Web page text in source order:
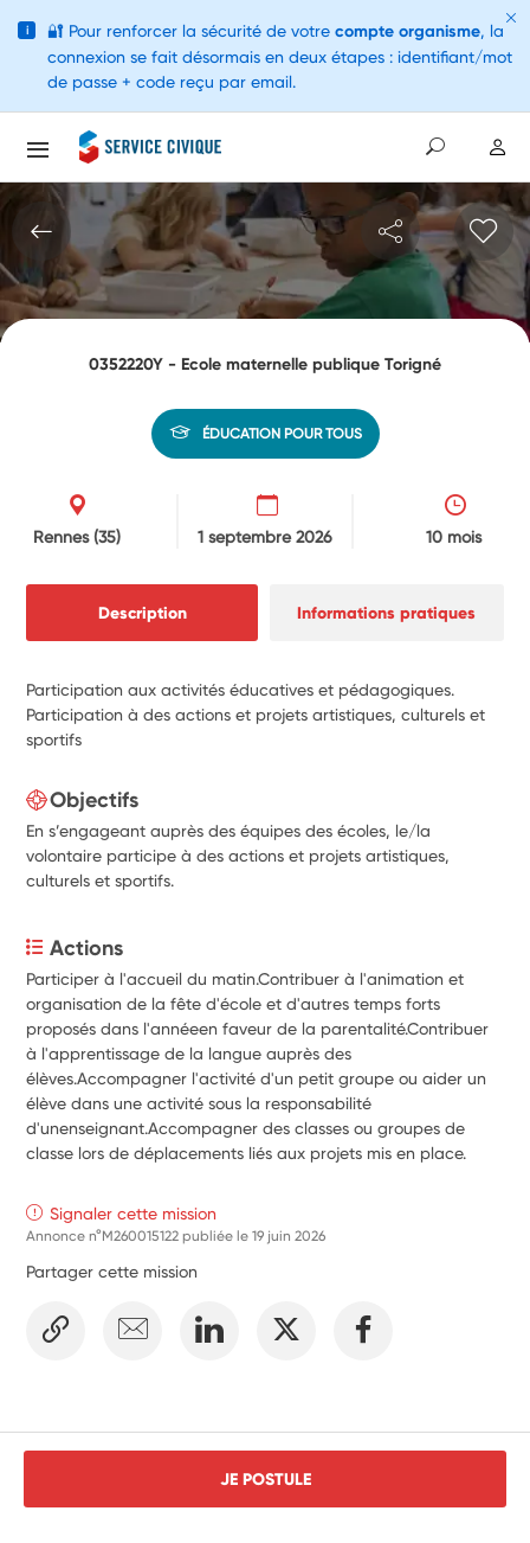
0352220Y - Ecole maternelle publique Torigné
ÉDUCATION POUR TOUS
Rennes(35) 1 septembre 2026 10 mois
Description Informations pratiques
Participation aux activités éducatives et pédagogiques.
Participation à des actions et projets artistiques, culturels et
sportifs
Objectifs
En s’engageant auprès des équipes des écoles, le/la
volontaire participe à des actions et projets artistiques,
culturels et sportifs.
Actions
Participer à l'accueil du matin.Contribuer à l'animation et
organisation de la fête d'école et d'autres temps forts
proposés dans l'annéeen faveur de la parentalité.Contribuer
à l'apprentissage de la langue auprès des
élèves.Accompagner l'activité d'un petit groupe ou aider un
élève dans une activité sous la responsabilité
d'unenseignant.Accompagner des classes ou groupes de
classe lors de déplacements liés aux projets mis en place.
Signaler cette mission
Annonce n°M260015122 publiée le19 juin 2026
Partager cette mission
JE POSTULE
i 🔐 Pour renforcer la sécurité de votre compte organisme, la
connexion se fait désormais en deux étapes : identifiant/mot
de passe + code reçu par email.